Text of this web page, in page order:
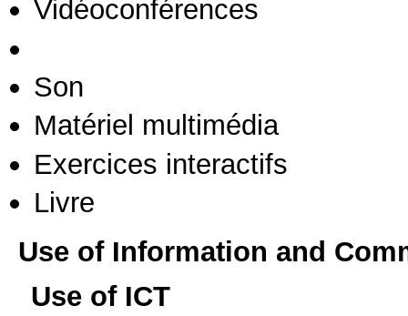
Vidéoconférences
Son
Matériel multimédia
Exercices interactifs
Livre
Use of Information and
Use of ICT